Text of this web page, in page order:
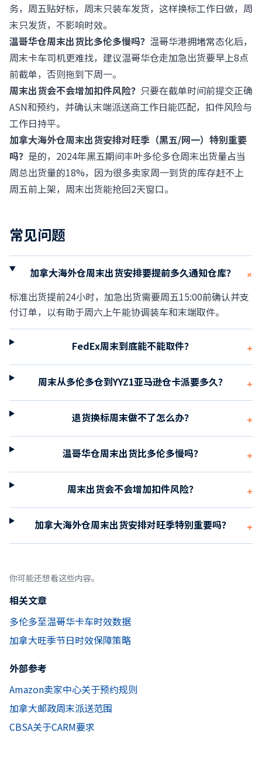
务，周五贴好标，周末只装车发货，这样换标工作日做，周
末只发货，不影响时效。
温哥华仓周末出货比多伦多慢吗？ 温哥华港拥堵常态化后，
周末卡车司机更难找，建议温哥华仓走加急出货要早上8点
前截单，否则拖到下周一。
周末出货会不会增加扣件风险？ 只要在截单时间前提交正确
ASN和预约，并确认末端派送商工作日能匹配，扣件风险与
工作日持平。
加拿大海外仓周末出货安排对旺季（黑五/网一）特别重要
吗？ 是的，2024年黑五期间丰叶多伦多仓周末出货量占当
周总出货量的18%，因为很多卖家周一到货的库存赶不上
周五前上架，周末出货能抢回2天窗口。
常见问题
加拿大海外仓周末出货安排要提前多久通知仓库？ +
标准出货提前24小时，加急出货需要周五15:00前确认并支
付订单，以有助于周六上午能协调装车和末端取件。
FedEx周末到底能不能取件？ +
周末从多伦多仓到YYZ1亚马逊仓卡派要多久？ +
退货换标周末做不了怎么办？ +
温哥华仓周末出货比多伦多慢吗？ +
周末出货会不会增加扣件风险？ +
加拿大海外仓周末出货安排对旺季特别重要吗？ +
你可能还想看这些内容。
相关文章
多伦多至温哥华卡车时效数据
加拿大旺季节日时效保障策略
外部参考
Amazon卖家中心关于预约规则
加拿大邮政周末派送范围
CBSA关于CARM要求